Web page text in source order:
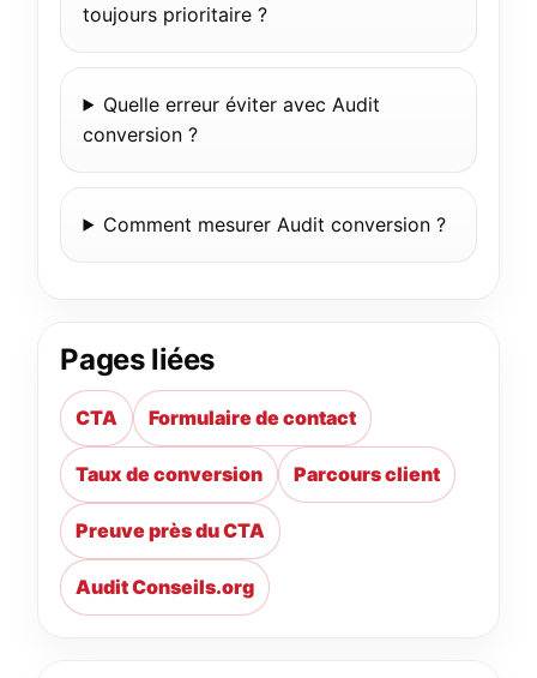
toujours prioritaire ?
Quelle erreur éviter avec Audit
conversion ?
Comment mesurer Audit conversion ?
Pages liées
CTA Formulaire de contact
Taux de conversion Parcours client
Preuve près du CTA
Audit Conseils.org